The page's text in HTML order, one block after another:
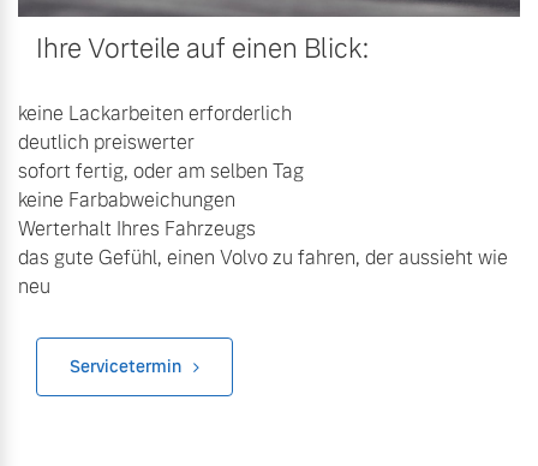
Editionsmodelle
Versicherung
Ihre Vorteile auf einen Blick:
keine Lackarbeiten erforderlich
deutlich preiswerter
sofort fertig, oder am selben Tag
keine Farbabweichungen
Werterhalt Ihres Fahrzeugs
das gute Gefühl, einen Volvo zu fahren, der aussieht wie
neu
Servicetermin